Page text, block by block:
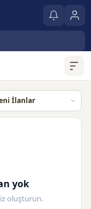
yok
oluşturun.